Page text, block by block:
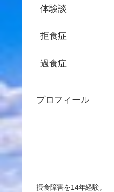
体験談
拒食症
過食症
プロフィール
摂食障害を14年経験。